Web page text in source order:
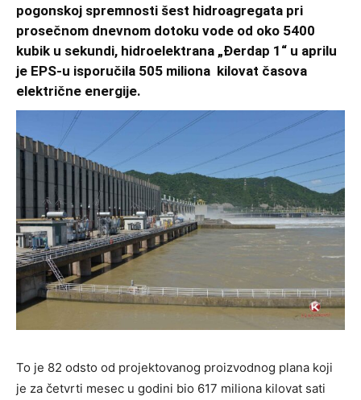
pogonskoj spremnosti šest hidroagregata pri
prosečnom dnevnom dotoku vode od oko 5400
kubik u sekundi, hidroelektrana „Đerdap 1“ u aprilu
je EPS-u isporučila 505 miliona kilovat časova
električne energije.
To je 82 odsto od projektovanog proizvodnog plana koji
je za četvrti mesec u godini bio 617 miliona kilovat sati